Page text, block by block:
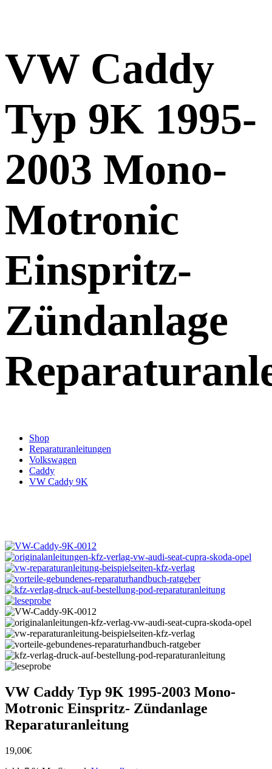
VW Caddy
Typ 9K 1995-
2003 Mono-
Motronic
Einspritz-
Zündanlage
Shop
Reparaturanleitungen
Volkswagen
Caddy
VW Caddy 9K
VW Caddy Typ 9K 1995-2003 Mono-
Motronic Einspritz- Zündanlage
Reparaturanleitung
19,00€